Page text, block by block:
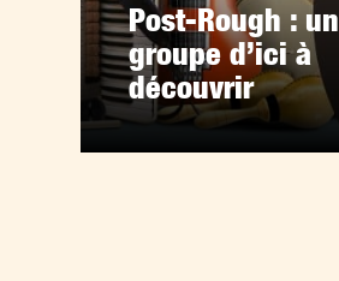
Post-Rough : un
groupe d’ici à
découvrir